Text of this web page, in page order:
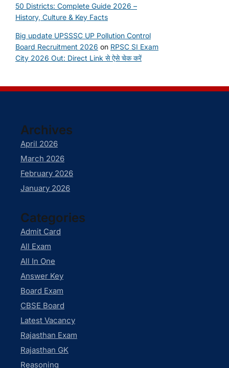
50 Districts: Complete Guide 2026 –
History, Culture & Key Facts
Big update UPSSSC UP Pollution Control
Board Recruitment 2026 on RPSC SI Exam
City 2026 Out: Direct Link से ऐसे चेक करें
Archives
April 2026
March 2026
February 2026
January 2026
Categories
Admit Card
All Exam
All In One
Answer Key
Board Exam
CBSE Board
Latest Vacancy
Rajasthan Exam
Rajasthan GK
Reasoning